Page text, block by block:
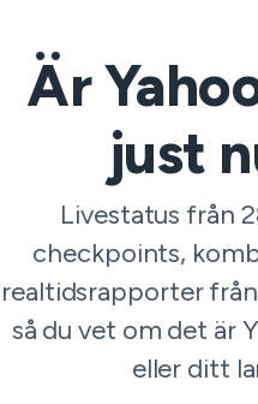
Är
just
Livestatus från
checkpoints,
realtidsrapporter
så du vet om det är
eller ditt